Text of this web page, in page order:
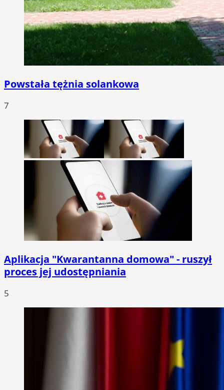
Powstała tężnia solankowa
7
Aplikacja "Kwarantanna domowa" - ruszył
proces jej udostępniania
5